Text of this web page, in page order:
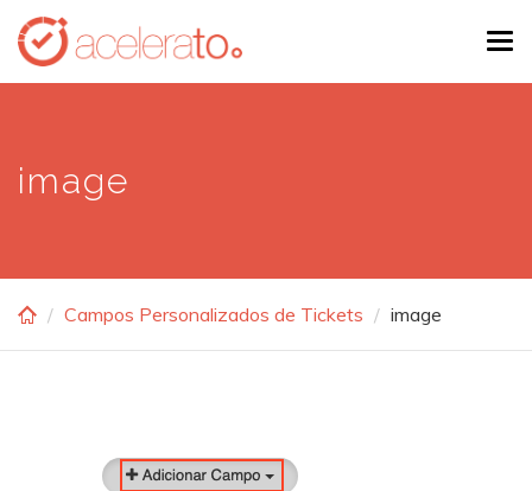
Skip
main
image
Campos Personalizados de Tickets image